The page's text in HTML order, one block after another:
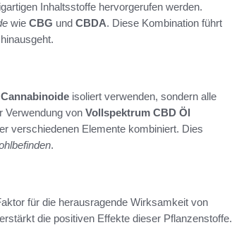
Inhaltsstoffe hervorgerufen werden.
wie CBG und CBDA. Diese Kombination führt
Cannabinoide isoliert verwenden, sondern alle
Verwendung von Vollspektrum CBD Öl
verschiedenen Elemente kombiniert. Dies
.
für die herausragende Wirksamkeit von
die positiven Effekte dieser Pflanzenstoffe.